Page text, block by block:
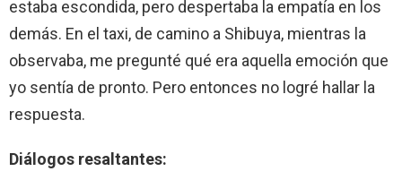
estaba escondida, pero despertaba la empatía en los
demás. En el taxi, de camino a Shibuya, mientras la
observaba, me pregunté qué era aquella emoción que
yo sentía de pronto. Pero entonces no logré hallar la
respuesta.
Diálogos resaltantes: